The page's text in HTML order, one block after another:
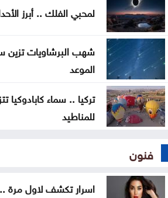
لمحبي الفلك .. أبرز
شهب البرشاويات تزين
الموعد
تركيا .. سماء كابادوكيا
للمناطيد
فنون
اسرار تكشف لاول مرة